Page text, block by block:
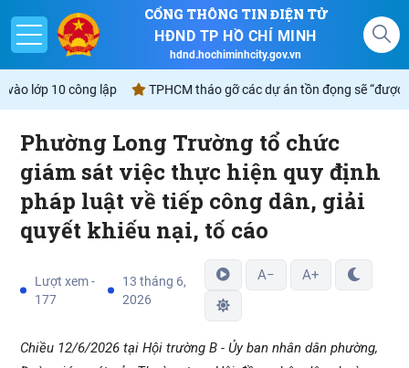
Giới thiệu
Nghị quyết
Lịch
Góp ý - Phản ánh
Không gian văn hóa Hồ Chí Minh
CỔNG THÔNG TIN ĐIỆN TỬ
HĐND TP HỒ CHÍ MINH
hdnd.hochiminhcity.gov.vn
lớp 10 công lập TPHCM tháo gỡ các dự án tồn đọng sẽ “được
Phường Long Trường tổ chức
giám sát việc thực hiện quy định
pháp luật về tiếp công dân, giải
quyết khiếu nại, tố cáo
Lượt xem -
177
13 tháng 6,
2026
A− A+
Chiều 12/6/2026 tại Hội trường B - Ủy ban nhân dân phường,